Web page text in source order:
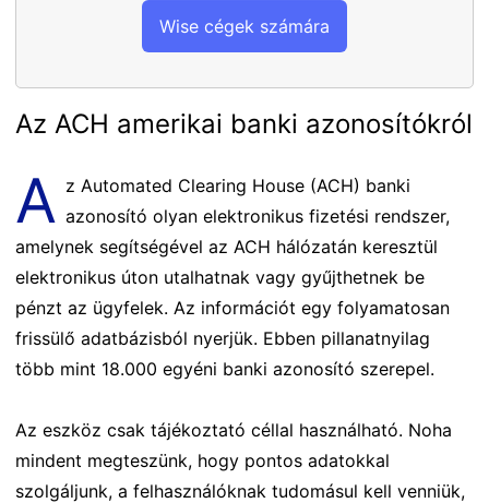
Wise cégek számára
Az ACH amerikai banki azonosítókról
A z Automated Clearing House (ACH) banki
azonosító olyan elektronikus fizetési rendszer,
amelynek segítségével az ACH hálózatán keresztül
elektronikus úton utalhatnak vagy gyűjthetnek be
pénzt az ügyfelek. Az információt egy folyamatosan
frissülő adatbázisból nyerjük. Ebben pillanatnyilag
több mint 18.000 egyéni banki azonosító szerepel.
Az eszköz csak tájékoztató céllal használható. Noha
mindent megteszünk, hogy pontos adatokkal
szolgáljunk, a felhasználóknak tudomásul kell venniük,